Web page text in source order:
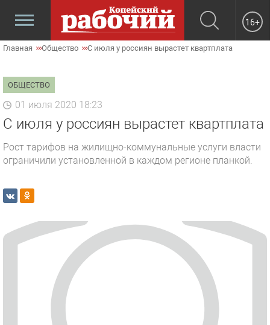
16+
Главная Общество С июля у россиян вырастет квартплата
ОБЩЕСТВО
01 июля 2020 18:23
С июля у россиян вырастет квартплата
Рост тарифов на жилищно-коммунальные услуги власти
ограничили установленной в каждом регионе планкой.